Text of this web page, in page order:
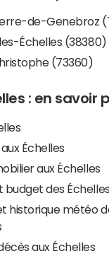
de-Genebroz
Échelles (38380)
(73360)
: en savoir
Échelles
aux Échelles
budget des Échelles
historique météo
aux Échelles